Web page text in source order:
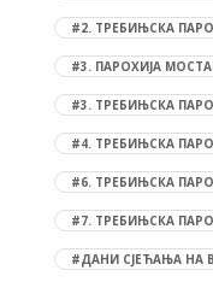
#2. ТРЕБИЊСКА
#3. ПАРОХИЈА
#3. ТРЕБИЊСКА
#4. ТРЕБИЊСКА
#6. ТРЕБИЊСКА
#7. ТРЕБИЊСКА
#ДАНИ СЈЕЋАЊА НА